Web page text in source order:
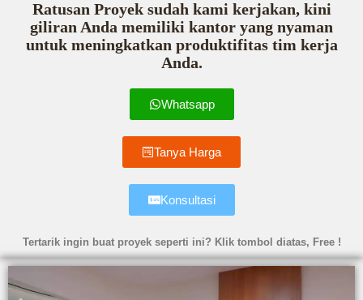
Ratusan Proyek sudah kami kerjakan, kini
giliran Anda memiliki kantor yang nyaman
untuk meningkatkan produktifitas tim kerja
Anda.
Whatsapp
Tanya Harga
Konsultasi
Tertarik ingin buat proyek seperti ini? Klik tombol diatas, Free !